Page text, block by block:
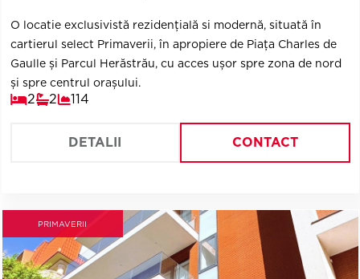
O locatie exclusivistă rezidențială si modernă, situată în
cartierul select Primaverii, în apropiere de Piața Charles de
Gaulle și Parcul Herăstrău, cu acces ușor spre zona de nord
și spre centrul orașului.
2 2 114
DETALII CONTACT
PRIMAVERII